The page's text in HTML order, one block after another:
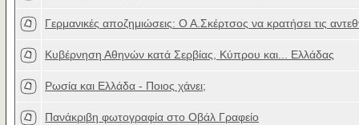
Γερμανικές αποζημιώσεις: Ο Α.Σκέρτσος να κρατήσει τις
Κυβέρνηση Αθηνών κατά Σερβίας, Κύπρου και... Ελλάδας
Ρωσία και Ελλάδα - Ποιος χάνει;
Πανάκριβη φωτογραφία στο Οβάλ Γραφείο